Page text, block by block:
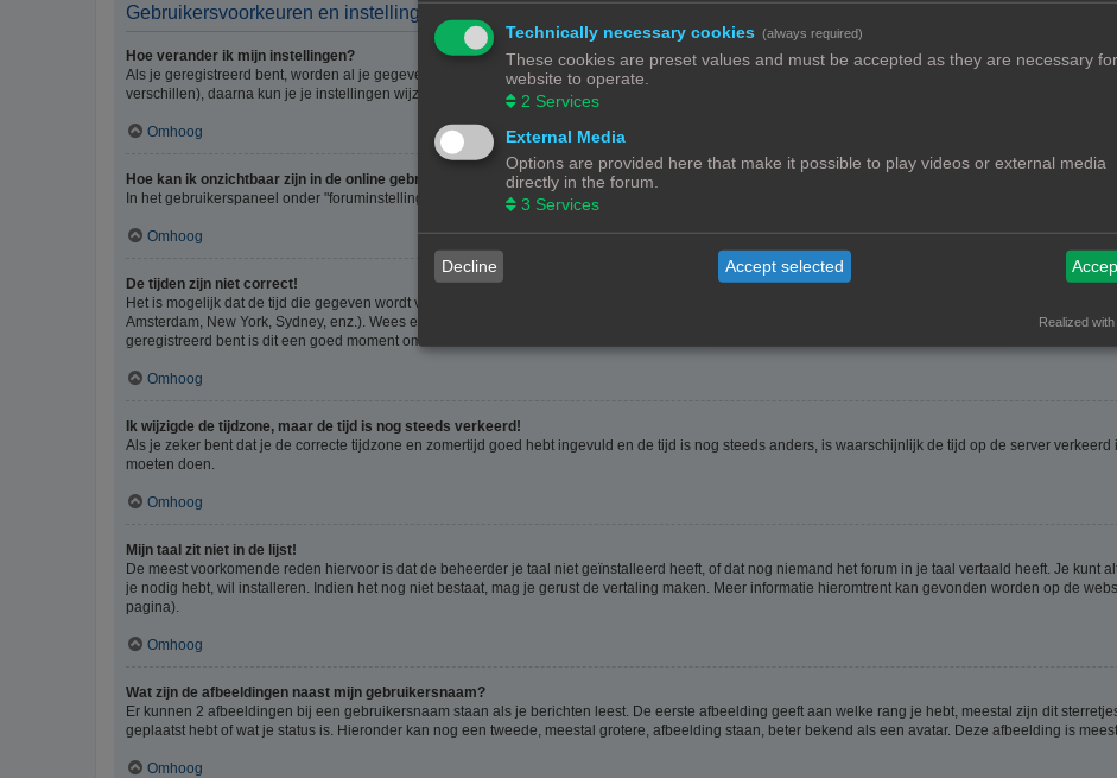
Gebruikersvoorkeuren en instellingen
Hoe verander ik mijn instellingen?
Als je geregistreerd bent, worden al je gegevens opgeslagen in de database. Om ze te wijzigen moet je op de
link klikken (deze staat
verschillen), daarna kun je je instellingen wijzigen.
Omhoog
Hoe kan ik onzichtbaar zijn in de online gebruikers lijst?
In het gebruikerspaneel onder "foruminstellingen", vind je de optie Verberg mijn online status . Als je deze optie activeert zul je onzichtbaar zijn voor
Omhoog
De tijden zijn niet correct!
Het is mogelijk dat de tijd die gegeven wordt van een andere tijdzone is dan waarin jij woont. Als dit het geval is, moet je naar het gebruikerspaneel
Amsterdam, New York, Sydney, enz.). Wees er bewust van dat het veranderen van de tijdzone, zoals de meeste instellingen, alleen gedaan kunnen
geregistreerd bent is dit een goed moment om dit te doen.
Omhoog
Ik wijzigde de tijdzone, maar de tijd is nog steeds verkeerd!
Als je zeker bent dat je de correcte tijdzone en zomertijd goed hebt ingevuld en de tijd is nog steeds anders, is waarschijnlijk de tijd op de server
moeten doen.
Omhoog
Mijn taal zit niet in de lijst!
De meest voorkomende reden hiervoor is dat de beheerder je taal niet geïnstalleerd heeft, of dat nog niemand het forum in je taal vertaald heeft. Je kunt
je nodig hebt, wil installeren. Indien het nog niet bestaat, mag je gerust de vertaling maken. Meer informatie hieromtrent kan gevonden worden op de
pagina).
Omhoog
Wat zijn de afbeeldingen naast mijn gebruikersnaam?
Er kunnen 2 afbeeldingen bij een gebruikersnaam staan als je berichten leest. De eerste afbeelding geeft aan welke rang je hebt, meestal zijn dit
geplaatst hebt of wat je status is. Hieronder kan nog een tweede, meestal grotere, afbeelding staan, beter bekend als een avatar. Deze afbeelding is
Omhoog
Technically necessary cookies (always required)
These cookies are preset values and must be accepted as they are necessary
website to operate.
2 Services
External Media
Options are provided here that make it possible to play videos or external media
directly in the forum.
3 Services
Decline Accept selected
Realized with